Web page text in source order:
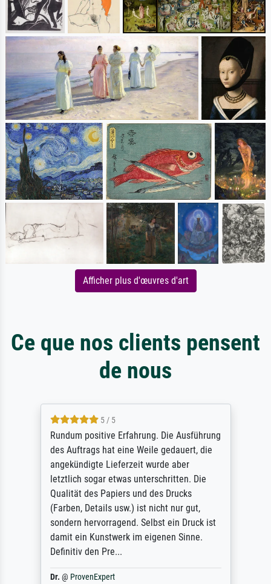
Afficher plus d'œuvres d'art
Ce que nos clients pensent
de nous
5 / 5
Rundum positive Erfahrung. Die Ausführung
des Auftrags hat eine Weile gedauert, die
angekündigte Lieferzeit wurde aber
letztlich sogar etwas unterschritten. Die
Qualität des Papiers und des Drucks
(Farben, Details usw.) ist nicht nur gut,
sondern hervorragend. Selbst ein Druck ist
damit ein Kunstwerk im eigenen Sinne.
Definitiv den Pre...
Dr. @ ProvenExpert